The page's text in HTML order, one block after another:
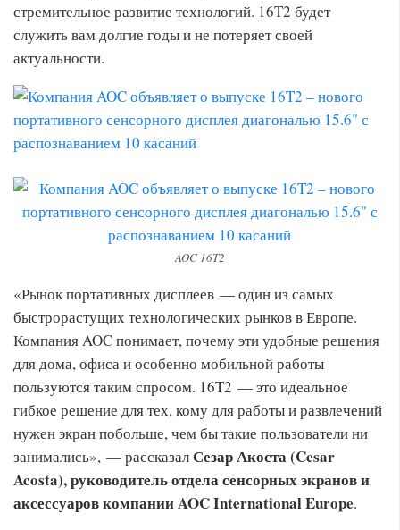
стремительное развитие технологий. 16T2 будет
служить вам долгие годы и не потеряет своей
актуальности.
AOC 16T2
«Рынок портативных дисплеев — один из самых
быстрорастущих технологических рынков в Европе.
Компания AOC понимает, почему эти удобные решения
для дома, офиса и особенно мобильной работы
пользуются таким спросом. 16T2 — это идеальное
гибкое решение для тех, кому для работы и развлечений
нужен экран побольше, чем бы такие пользователи ни
занимались», — рассказалСезарАкоста (Cesar
Acosta), руководитель отдела сенсорных экранов и
аксессуаров компании AOC International Europe.